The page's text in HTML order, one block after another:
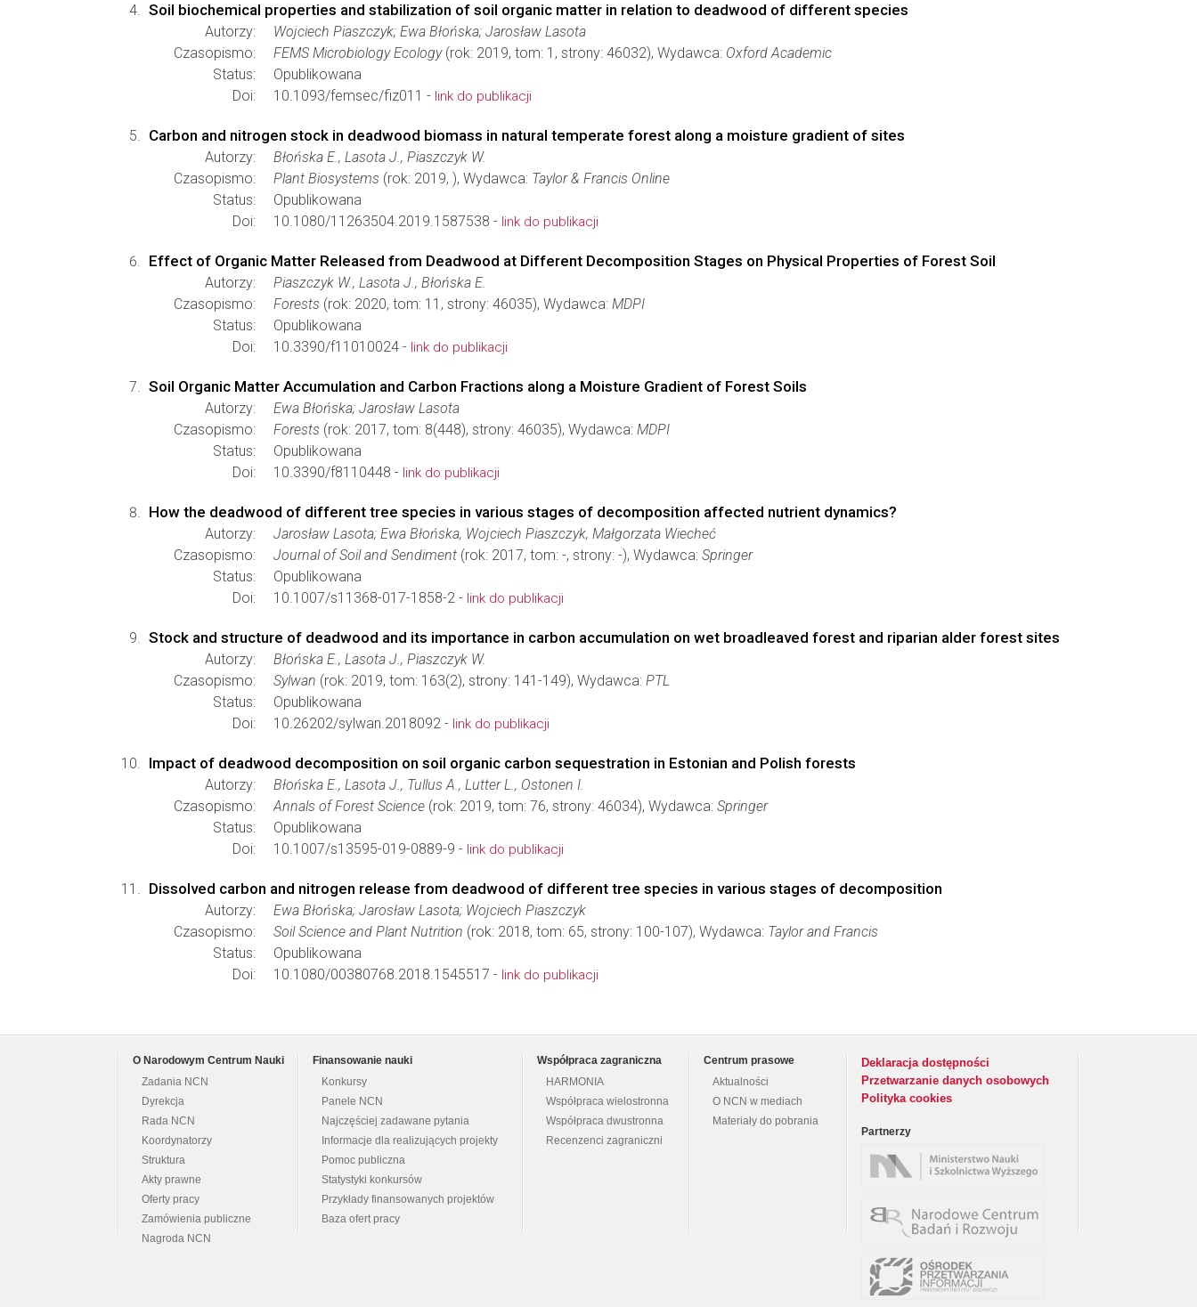
Soil biochemical properties and stabilization of soil organic matter in relation to deadwood of different species
Autorzy:
Wojciech Piaszczyk; Ewa Błońska; Jarosław Lasota
Czasopismo:
FEMS Microbiology Ecology(rok: 2019, tom: 1, strony: 46032), Wydawca: Oxford Academic
Status:
Opublikowana
Doi:
10.1093/femsec/fiz011 - link do publikacji
Carbon and nitrogen stock in deadwood biomass in natural temperate forest along a moisture gradient of sites
Autorzy:
Błońska E., Lasota J., Piaszczyk W.
Czasopismo:
Plant Biosystems (rok: 2019, ), Wydawca: Taylor & Francis Online
Status:
Opublikowana
Doi:
10.1080/11263504.2019.1587538 - link do publikacji
Effect of Organic Matter Released from Deadwood at Different Decomposition Stages on Physical Properties of Forest Soil
Autorzy:
Piaszczyk W., Lasota J., Błońska E.
Czasopismo:
Forests (rok: 2020, tom: 11, strony: 46035), Wydawca: MDPI
Status:
Opublikowana
Doi:
10.3390/f11010024 - link do publikacji
Soil Organic Matter Accumulation and Carbon Fractions along a Moisture Gradient of Forest Soils
Autorzy:
Ewa Błońska; Jarosław Lasota
Czasopismo:
Forests (rok: 2017, tom: 8(448), strony: 46035), Wydawca: MDPI
Status:
Opublikowana
Doi:
10.3390/f8110448 - link do publikacji
How the deadwood of different tree species in various stages of decomposition affected nutrient dynamics?
Autorzy:
Jarosław Lasota; Ewa Błońska, Wojciech Piaszczyk, Małgorzata Wiecheć
Czasopismo:
Journal of Soil and Sendiment (rok: 2017, tom: -, strony: -), Wydawca: Springer
Status:
Opublikowana
Doi:
10.1007/s11368-017-1858-2 - link do publikacji
Stock and structure of deadwood and its importance in carbon accumulation on wet broadleaved forest and riparian alder forest sites
Autorzy:
Błońska E., Lasota J., Piaszczyk W.
Czasopismo:
Sylwan (rok: 2019, tom: 163(2), strony: 141-149), Wydawca: PTL
Status:
Opublikowana
Doi:
10.26202/sylwan.2018092 - link do publikacji
Impact of deadwood decomposition on soil organic carbon sequestration in Estonian and Polish forests
Autorzy:
Błońska E., Lasota J., Tullus A., Lutter L., Ostonen I.
Czasopismo:
Annals of Forest Science (rok: 2019, tom: 76, strony: 46034), Wydawca: Springer
Status:
Opublikowana
Doi:
10.1007/s13595-019-0889-9 - link do publikacji
Dissolved carbon and nitrogen release from deadwood of different tree species in various stages of decomposition
Autorzy:
Ewa Błońska; Jarosław Lasota; Wojciech Piaszczyk
Czasopismo:
Soil Science and Plant Nutrition (rok: 2018, tom: 65, strony: 100-107), Wydawca: Taylor and Francis
Status:
Opublikowana
Doi:
10.1080/00380768.2018.1545517 - link do publikacji
O Narodowym Centrum Nauki
Zadania NCN
Dyrekcja
Rada NCN
Koordynatorzy
Struktura
Akty prawne
Oferty pracy
Zamówienia publiczne
Nagroda NCN
Finansowanie nauki
Konkursy
Panele NCN
Najczęściej zadawane pytania
Informacje dla realizujących projekty
Pomoc publiczna
Statystyki konkursów
Przykłady finansowanych projektów
Baza ofert pracy
Współpraca zagraniczna
HARMONIA
Współpraca wielostronna
Współpraca dwustronna
Recenzenci zagraniczni
Centrum prasowe
Aktualności
O NCN w mediach
Materiały do pobrania
Deklaracja dostępności
Przetwarzanie danych osobowych
Polityka cookies
Partnerzy